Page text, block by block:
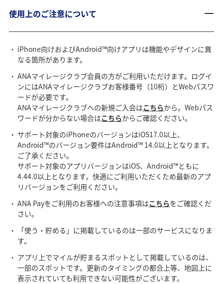
使用上のご注意について
iPhone向けおよびAndroid™向けアプリは機能やデザインに異
なる箇所があります。
ANAマイレージクラブ会員の方がご利用いただけます。ログイ
ンにはANAマイレージクラブお客様番号（10桁）とWebパスワ
ードが必要です。
ANAマイレージクラブへの新規ご入会はこちらから。Webパス
ワードが分からない場合はこちらからご確認ください。
サポート対象のiPhoneのバージョンはiOS17.0以上、
Android™のバージョン要件はAndroid™ 14.0以上となります。
ご了承ください。
サポート対象のアプリバージョンはiOS、Android™ともに
4.44.0以上となります。快適にご利用いただくため最新のアプ
リバージョンをご利用ください。
ANA Payをご利用のお客様への注意事項はこちらをご確認くだ
さい。
「使う・貯める」に掲載しているのは一部のサービスになりま
す。
アプリ上でマイルが貯まるスポットとして掲載しているのは、
一部のスポットです。更新のタイミングの都合上等、地図上に
表示されていても利用できない可能性がございます。